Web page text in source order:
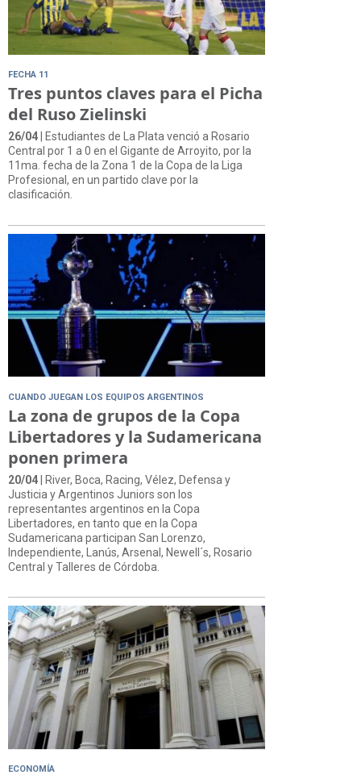
FECHA 11
Tres puntos claves para el Picha
del Ruso Zielinski
26/04 | Estudiantes de La Plata venció a Rosario
Central por 1 a 0 en el Gigante de Arroyito, por la
11ma. fecha de la Zona 1 de la Copa de la Liga
Profesional, en un partido clave por la
clasificación.
CUANDO JUEGAN LOS EQUIPOS ARGENTINOS
La zona de grupos de la Copa
Libertadores y la Sudamericana
ponen primera
20/04| River, Boca, Racing, Vélez, Defensa y
Justicia y Argentinos Juniors son los
representantes argentinos en la Copa
Libertadores, en tanto que en la Copa
Sudamericana participan San Lorenzo,
Independiente, Lanús, Arsenal, Newell´s, Rosario
Central y Talleres de Córdoba.
ECONOMÍA